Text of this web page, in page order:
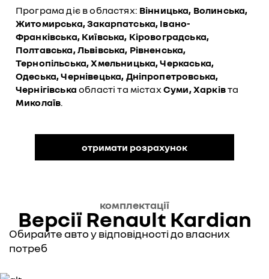
Програма діє в областях: Вінницька, Волинська,
Житомирська, Закарпатська, Івано-
Франківська, Київська, Кіровоградська,
Полтавська, Львівська, Рівненська,
Тернопільська, Хмельницька, Черкаська,
Одеська, Чернівецька, Дніпропетровська,
Чернігівська області та містах Суми, Харківта
Миколаїв.
отримати розрахунок
комплектації
Версії Renault Kardian
Обирайте авто у відповідності до власних
потреб